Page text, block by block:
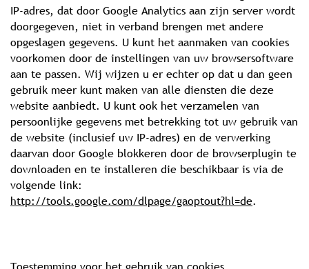
IP-adres, dat door Google Analytics aan zijn server wordt
doorgegeven, niet in verband brengen met andere
opgeslagen gegevens. U kunt het aanmaken van cookies
voorkomen door de instellingen van uw browsersoftware
aan te passen. Wij wijzen u er echter op dat u dan geen
gebruik meer kunt maken van alle diensten die deze
website aanbiedt. U kunt ook het verzamelen van
persoonlijke gegevens met betrekking tot uw gebruik van
de website (inclusief uw IP-adres) en de verwerking
daarvan door Google blokkeren door de browserplugin te
downloaden en te installeren die beschikbaar is via de
volgende link:
http://tools.google.com/dlpage/gaoptout?hl=de.